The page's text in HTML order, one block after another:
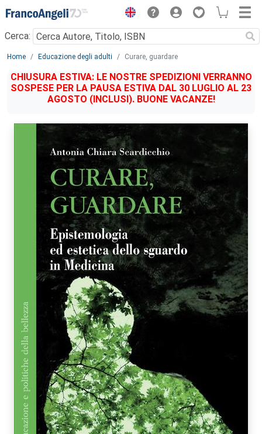
Menu
Cerca:
Main content
Home Educazione degli adulti Curare, guardare
CHIUSURA ESTIVA: LE NOSTRE SPEDIZIONI VERRANNO
SOSPESE PER LA PAUSA ESTIVA DAL 30 LUGLIO AL 23
AGOSTO (INCLUSI). BUONE VACANZE!